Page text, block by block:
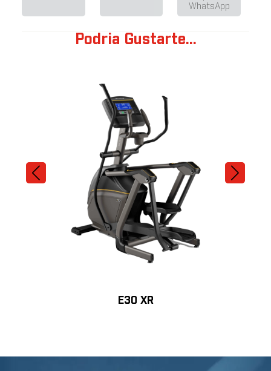
WhatsApp
Podria Gustarte...
E30 XR